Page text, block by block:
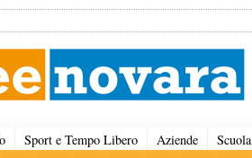
Sport e Tempo Libero Aziende Scuola